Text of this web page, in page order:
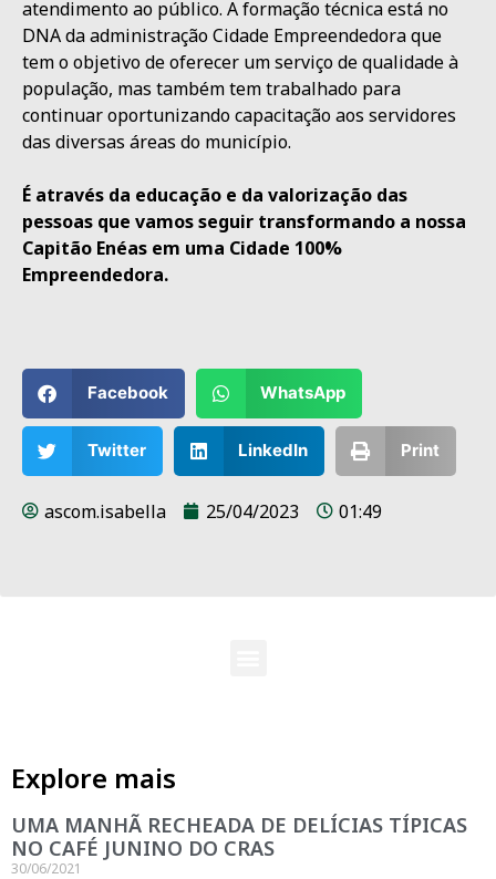
atendimento ao público. A formação técnica está no
DNA da administração Cidade Empreendedora que
tem o objetivo de oferecer um serviço de qualidade à
população, mas também tem trabalhado para
continuar oportunizando capacitação aos servidores
das diversas áreas do município.
É através da educação e da valorização das
pessoas que vamos seguir transformando a nossa
Capitão Enéas em uma Cidade 100%
Empreendedora.
Facebook WhatsApp
Twitter LinkedIn Print
ascom.isabella 25/04/2023 01:49
Explore mais
UMA MANHÃ RECHEADA DE DELÍCIAS TÍPICAS
NO CAFÉ JUNINO DO CRAS
30/06/2021